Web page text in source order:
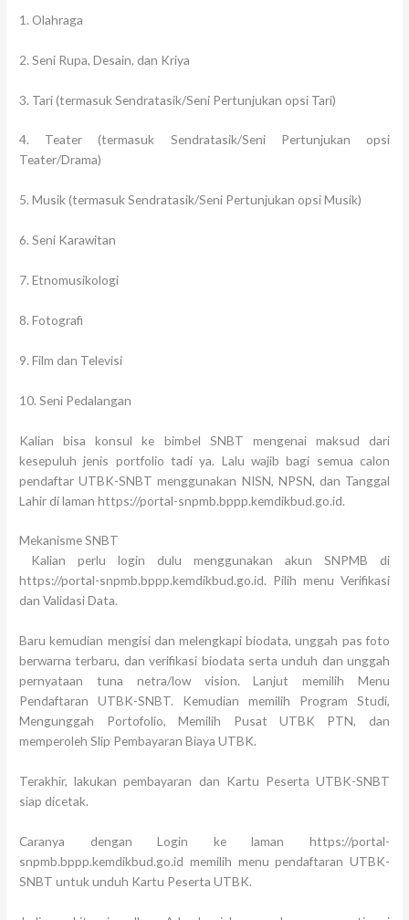
1. Olahraga
2. Seni Rupa, Desain, dan Kriya
3. Tari (termasuk Sendratasik/Seni Pertunjukan opsi Tari)
4. Teater (termasuk Sendratasik/Seni Pertunjukan opsi
Teater/Drama)
5. Musik (termasuk Sendratasik/Seni Pertunjukan opsi Musik)
6. Seni Karawitan
7. Etnomusikologi
8. Fotografi
9. Film dan Televisi
10. Seni Pedalangan
Kalian bisa konsul ke bimbel SNBT mengenai maksud dari
kesepuluh jenis portfolio tadi ya. Lalu wajib bagi semua calon
pendaftar UTBK-SNBT menggunakan NISN, NPSN, dan Tanggal
Lahir di laman https://portal-snpmb.bppp.kemdikbud.go.id.
Mekanisme SNBT
Kalian perlu login dulu menggunakan akun SNPMB di
https://portal-snpmb.bppp.kemdikbud.go.id. Pilih menu Verifikasi
dan Validasi Data.
Baru kemudian mengisi dan melengkapi biodata, unggah pas foto
berwarna terbaru, dan verifikasi biodata serta unduh dan unggah
pernyataan tuna netra/low vision. Lanjut memilih Menu
Pendaftaran UTBK-SNBT. Kemudian memilih Program Studi,
Mengunggah Portofolio, Memilih Pusat UTBK PTN, dan
memperoleh Slip Pembayaran Biaya UTBK.
Terakhir, lakukan pembayaran dan Kartu Peserta UTBK-SNBT
siap dicetak.
Caranya dengan Login ke laman https://portal-
snpmb.bppp.kemdikbud.go.id memilih menu pendaftaran UTBK-
SNBT untuk unduh Kartu Peserta UTBK.